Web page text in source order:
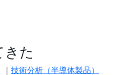
きた
技術分析（半導体製品）